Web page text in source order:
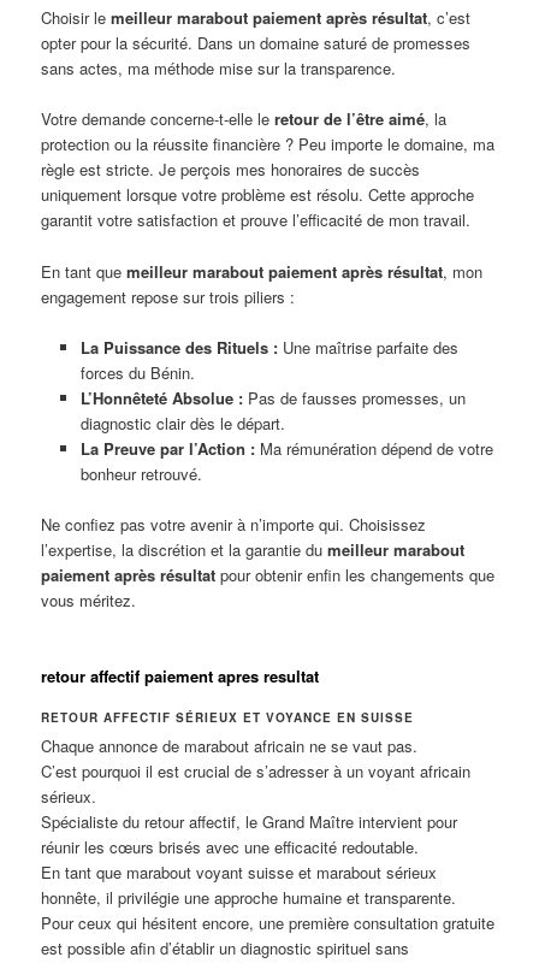
Choisir lemeilleur marabout paiement après résultat, c’est
opter pour la sécurité. Dans un domaine saturé de promesses
sans actes, ma méthode mise sur la transparence.
Votre demande concerne-t-elle leretour de l’être aimé, la
protection ou la réussite financière ? Peu importe le domaine, ma
règle est stricte. Je perçois mes honoraires de succès
uniquement lorsque votre problème est résolu. Cette approche
garantit votre satisfaction et prouve l’efficacité de mon travail.
En tant quemeilleur marabout paiement après résultat, mon
engagement repose sur trois piliers :
La Puissance des Rituels :Une maîtrise parfaite des
forces du Bénin.
L’Honnêteté Absolue :Pas de fausses promesses, un
diagnostic clair dès le départ.
La Preuve par l’Action :Ma rémunération dépend de votre
bonheur retrouvé.
Ne confiez pas votre avenir à n’importe qui. Choisissez
l’expertise, la discrétion et la garantie dumeilleur marabout
paiement après résultat pour obtenir enfin les changements que
vous méritez.
retour affectif paiement apres resultat
RETOUR AFFECTIF SÉRIEUX ET VOYANCE EN SUISSE
Chaque annonce de marabout africain ne se vaut pas.
C’est pourquoi il est crucial de s’adresser à un voyant africain
sérieux.
Spécialiste du retour affectif, le Grand Maître intervient pour
réunir les cœurs brisés avec une efficacité redoutable.
En tant que marabout voyant suisse et marabout sérieux
honnête, il privilégie une approche humaine et transparente.
Pour ceux qui hésitent encore, une première consultation gratuite
est possible afin d’établir un diagnostic spirituel sans